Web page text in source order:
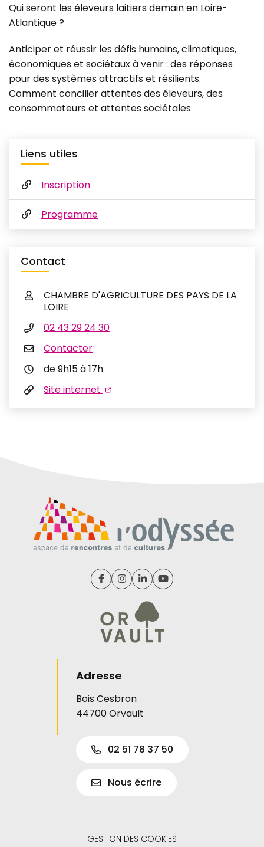
Qui seront les éleveurs laitiers demain en Loire-
Atlantique ?
Anticiper et réussir les défis humains, climatiques,
économiques et sociétaux à venir : des réponses
pour des systèmes attractifs et résilients.
Comment concilier attentes des éleveurs, des
consommateurs et attentes sociétales
Liens utiles
Inscription
Programme
Contact
CHAMBRE D'AGRICULTURE DES PAYS DE LA
LOIRE
02 43 29 24 30
Contacter
de 9h15 à 17h
Site internet
Lien vers le compte Facebook
Lien vers le compte Instagram
Lien vers le compte
Lien vers la chaîne
Adresse
Bois Cesbron
44700 Orvault
02 51 78 37 50
Nous écrire
GESTION DES COOKIES